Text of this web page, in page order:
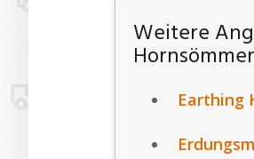
Weitere
Earthing